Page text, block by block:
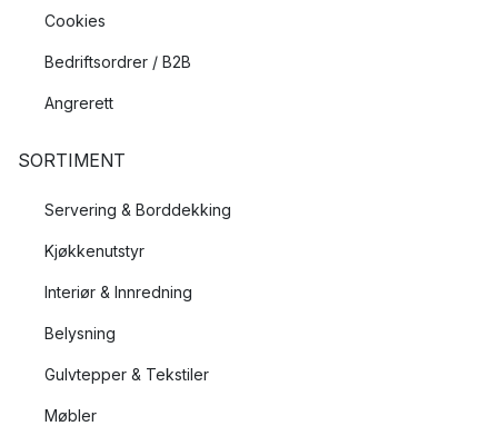
Cookies
Bedriftsordrer / B2B
Angrerett
SORTIMENT
Servering & Borddekking
Kjøkkenutstyr
Interiør & Innredning
Belysning
Gulvtepper & Tekstiler
Møbler